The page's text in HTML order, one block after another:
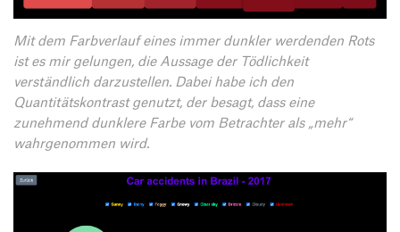
Mit dem Farbverlauf eines immer dunkler werdenden Rots
ist es mir gelungen, die Aussage der Tödlichkeit
verständlich darzustellen. Dabei habe ich den
Quantitätskontrast genutzt, der besagt, dass eine
zunehmend dunklere Farbe vom Betrachter als „mehr“
wahrgenommen wird.